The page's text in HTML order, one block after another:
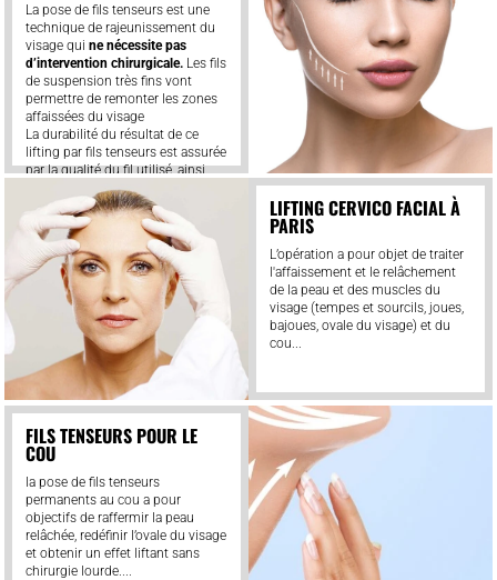
La pose de fils tenseurs est une
technique de rajeunissement du
visage quine nécessite pas
d’intervention chirurgicale. Les fils
de suspension très fins vont
permettre de remonter les zones
affaissées du visage
La durabilité du résultat de ce
lifting par fils tenseurs est assurée
par la qualité du fil utilisé, ainsi
que par le savoir-faire Du Dr
Bernard Cornette de Saint Cyr
Découvrez le lifting du visage par
fils tenseurs
LIFTING CERVICO FACIAL À
PARIS
L’opération a pour objet de traiter
l'affaissement et le relâchement
de la peau et des muscles du
visage (tempes et sourcils, joues,
bajoues, ovale du visage) et du
cou...
FILS TENSEURS POUR LE
COU
la pose de fils tenseurs
permanents au cou a pour
objectifs de raffermir la peau
relâchée, redéfinir l’ovale du visage
et obtenir un effet liftant sans
chirurgie lourde....